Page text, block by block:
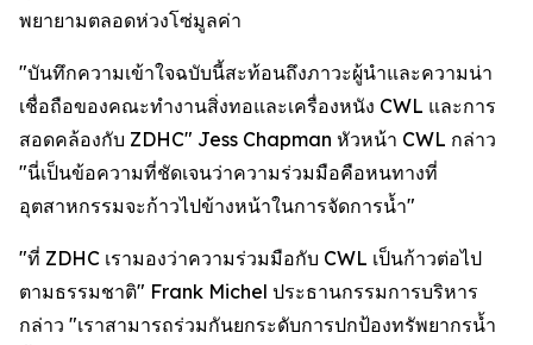
พยายามตลอดห่วงโซ่มูลค่า
"บันทึกความเข้าใจฉบับนี้สะท้อนถึงภาวะผู้นำและความน่า
เชื่อถือของคณะทำงานสิ่งทอและเครื่องหนัง CWL และการ
สอดคล้องกับ ZDHC" Jess Chapman หัวหน้า CWL กล่าว
"นี่เป็นข้อความที่ชัดเจนว่าความร่วมมือคือหนทางที่
อุตสาหกรรมจะก้าวไปข้างหน้าในการจัดการน้ำ"
"ที่ ZDHC เรามองว่าความร่วมมือกับ CWL เป็นก้าวต่อไป
ตามธรรมชาติ" Frank Michel ประธานกรรมการบริหาร
กล่าว "เราสามารถร่วมกันยกระดับการปกป้องทรัพยากรน้ำ